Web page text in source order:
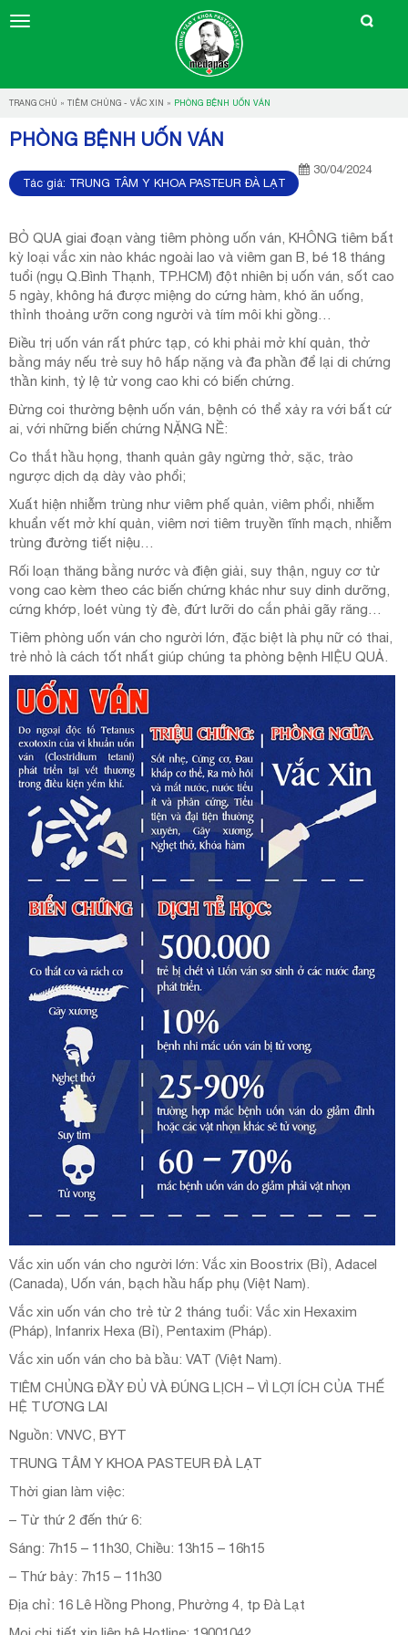
TRANG CHỦ » TIÊM CHỦNG - VẮC XIN » PHÒNG BỆNH UỐN VÁN
PHÒNG BỆNH UỐN VÁN
30/04/2024
Tác giả: TRUNG TÂM Y KHOA PASTEUR ĐÀ LẠT
BỎ QUA giai đoạn vàng tiêm phòng uốn ván, KHÔNG tiêm bất
kỳ loại vắc xin nào khác ngoài lao và viêm gan B, bé 18 tháng
tuổi (ngụ Q.Bình Thạnh, TP.HCM) đột nhiên bị uốn ván, sốt cao
5 ngày, không há được miệng do cứng hàm, khó ăn uống,
thỉnh thoảng ưỡn cong người và tím môi khi gồng…
Điều trị uốn ván rất phức tạp, có khi phải mở khí quản, thở
bằng máy nếu trẻ suy hô hấp nặng và đa phần để lại di chứng
thần kinh, tỷ lệ tử vong cao khi có biến chứng.
Đừng coi thường bệnh uốn ván, bệnh có thể xảy ra với bất cứ
ai, với những biến chứng NẶNG NỀ:
Co thắt hầu họng, thanh quản gây ngừng thở, sặc, trào
ngược dịch dạ dày vào phổi;
Xuất hiện nhiễm trùng như viêm phế quản, viêm phổi, nhiễm
khuẩn vết mở khí quản, viêm nơi tiêm truyền tĩnh mạch, nhiễm
trùng đường tiết niệu…
Rối loạn thăng bằng nước và điện giải, suy thận, nguy cơ tử
vong cao kèm theo các biến chứng khác như suy dinh dưỡng,
cứng khớp, loét vùng tỳ đè, đứt lưỡi do cắn phải gãy răng…
Tiêm phòng uốn ván cho người lớn, đặc biệt là phụ nữ có thai,
trẻ nhỏ là cách tốt nhất giúp chúng ta phòng bệnh HIỆU QUẢ.
Vắc xin uốn ván cho người lớn: Vắc xin Boostrix (Bỉ), Adacel
(Canada), Uốn ván, bạch hầu hấp phụ (Việt Nam).
Vắc xin uốn ván cho trẻ từ 2 tháng tuổi: Vắc xin Hexaxim
(Pháp), Infanrix Hexa (Bỉ), Pentaxim (Pháp).
Vắc xin uốn ván cho bà bầu: VAT (Việt Nam).
TIÊM CHỦNG ĐẦY ĐỦ VÀ ĐÚNG LỊCH – VÌ LỢI ÍCH CỦA THẾ
HỆ TƯƠNG LAI
Nguồn: VNVC, BYT
TRUNG TÂM Y KHOA PASTEUR ĐÀ LẠT
Thời gian làm việc:
– Từ thứ 2 đến thứ 6:
Sáng: 7h15 – 11h30, Chiều: 13h15 – 16h15
– Thứ bảy: 7h15 – 11h30
Địa chỉ: 16 Lê Hồng Phong, Phường 4, tp Đà Lạt